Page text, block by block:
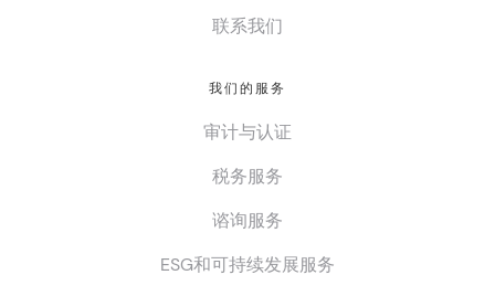
联系我们
我们的服务
审计与认证
税务服务
谘询服务
ESG和可持续发展服务